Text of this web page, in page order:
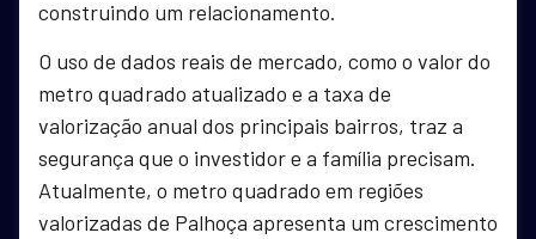
construindo um relacionamento.
O uso de dados reais de mercado, como o valor do
metro quadrado atualizado e a taxa de
valorização anual dos principais bairros, traz a
segurança que o investidor e a família precisam.
Atualmente, o metro quadrado em regiões
valorizadas de Palhoça apresenta um crescimento